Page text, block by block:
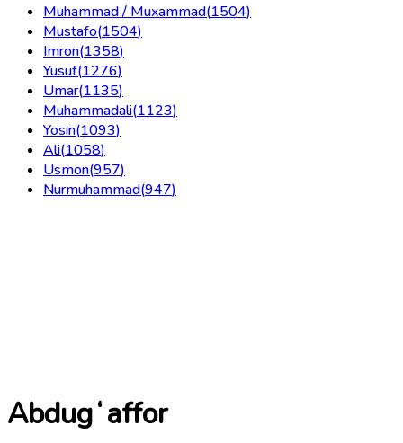
Muhammad / Muxammad(1504)
Mustafo(1504)
Imron(1358)
Yusuf(1276)
Umar(1135)
Muhammadali(1123)
Yosin(1093)
Ali(1058)
Usmon(957)
Nurmuhammad(947)
Abdugʻaffor